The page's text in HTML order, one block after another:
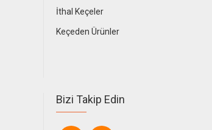
İthal Keçeler
Keçeden Ürünler
Bizi Takip Edin